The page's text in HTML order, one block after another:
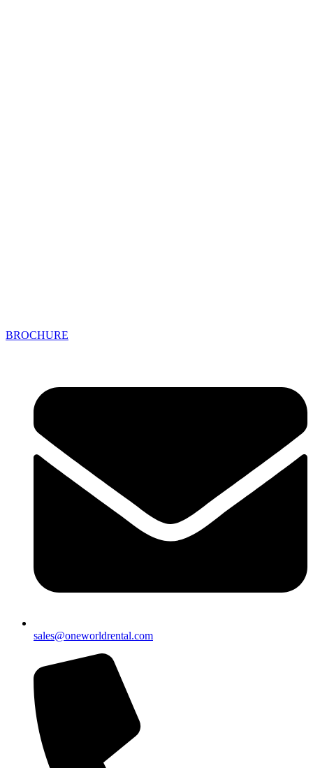
BROCHURE
sales@oneworldrental.com